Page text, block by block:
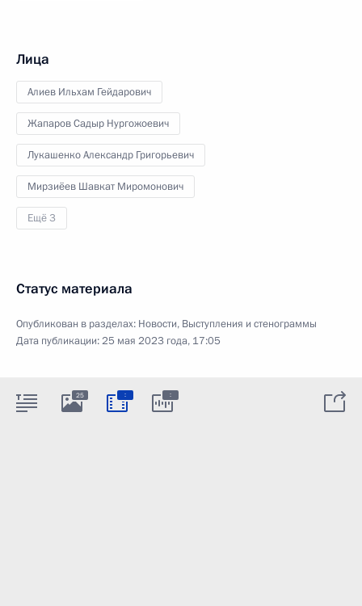
Лица
Алиев Ильхам Гейдарович
Жапаров Садыр Нургожоевич
Лукашенко Александр Григорьевич
Мирзиёев Шавкат Миромонович
Ещё 3
Статус материала
Опубликован в разделах: Новости, Выступления и стенограммы
Дата публикации:25 мая 2023 года, 17:05
25 : :